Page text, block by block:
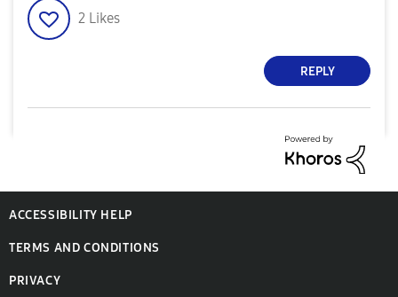
2 Likes
REPLY
ACCESSIBILITY HELP
TERMS AND CONDITIONS
PRIVACY